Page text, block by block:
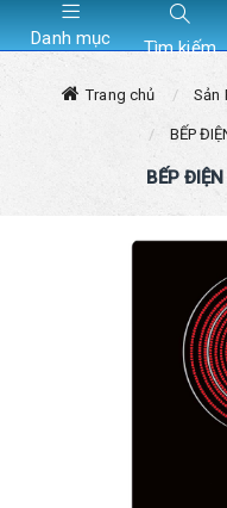
Danh mục Tìm kiếm
Trang chủ Sản
BẾP
BẾP